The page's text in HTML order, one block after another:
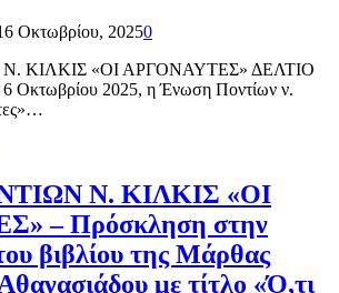
Οκτωβρίου, 20250
ΚΙΛΚΙΣ «ΟΙ ΑΡΓΟΝΑΥΤΕΣ» ΔΕΛΤΙΟ
Οκτωβρίου 2025, η Ένωση Ποντίων ν.
Ν. ΚΙΛΚΙΣ «ΟΙ
– Πρόσκληση στην
βιβλίου της Μάρθας
με τίτλο «Ό,τι